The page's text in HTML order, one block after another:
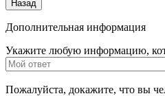
Дополнительная информация
Укажите любую информацию,
Пожалуйста, докажите, что вы